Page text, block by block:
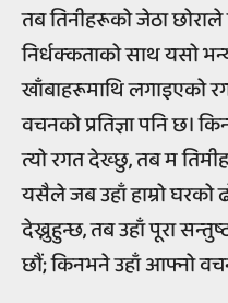
तब तिनीहरूको जेठा छोराले
निर्धक्कताको साथ यसो
खाँबाहरूमाथि लगाइएको
वचनको प्रतिज्ञा पनि छ।
त्यो रगत देख्छु, तब म
यसैले जब उहाँ हाम्रो घरको
देख्नुहुन्छ, तब उहाँ पूरा
छौं; किनभने उहाँ आफ्नो